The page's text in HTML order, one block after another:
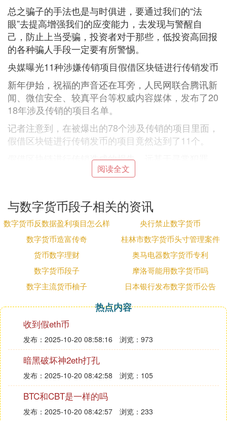
总之骗子的手法也是与时俱进，要通过我们的“法
眼”去提高增强我们的应变能力，去发现与警醒自
己，防止上当受骗，投资者对于那些，低投资高回报
的各种骗人手段一定要有所警惕。
央媒曝光11种涉嫌传销项目假借区块链进行传销发币
新年伊始，祝福的声音还在耳旁，人民网联合腾讯新
闻、微信安全、较真平台等权威内容媒体，发布了20
18年涉及传销的项目名单。
记者注意到，在被爆出的78个涉及传销的项目里面，
假借区块链进行传销发币的项目竟然达到了11个。
假借区块链进行传销造成的损失，远甚于寻常犯罪，
通过看不见的手让巨额财富完成了转移，是区块链时
刚刚过去的2018年11月24日，曾经叱咤风云、逍遥
法外许久的维卡币OneCoin主犯塞巴斯蒂安·格林伍德
被FBI与泰国犯罪征缴局成功抓获，主犯被引渡回美
国受审。
巴斯蒂安·格林伍德就是全球性庞氏骗局维卡币OneC
oin的主犯。据悉，维卡币会设置一个“OneAwards”奖
金制来奖励参与的会员，这些会员往往参与这个组织
发起的项目，而所谓的项目会为其全球基金会募集资
金。
但是很快就有人披露出：“维卡币利用宣传和境外搞
活动，装的很‘高大上’，再通过高回报率和熟人拉
拢，实际上构成一个庞大的传销体系。”
国内监管机构在2018年5月就发现有大约720万美元
的资金，与OneCoin庞氏骗局有关。
虚拟货币骗局由来已久，有些传销手段并不高明，但
却害人不浅。
阅读全文
与数字货币段子相关的资讯
数字货币反数据盈利项目怎么样
央行禁止数字货币
数字货币造富传奇
桂林市数字货币头寸管理案件
货币数字理财
奥马电器数字货币专利
数字货币段子
摩洛哥能用数字货币吗
数字主流货币柚子
日本银行发布数字货币公告
热点内容
收到假eth币
发布：2025-10-20 08:58:16 浏览：973
暗黑破坏神2eth打孔
发布：2025-10-20 08:42:58 浏览：105
BTC和CBT是一样的吗
发布：2025-10-20 08:42:57 浏览：233